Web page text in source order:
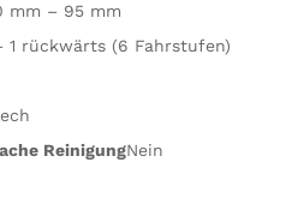
mm – 95 mm
1 rückwärts (6 Fahrstufen)
ReinigungNein